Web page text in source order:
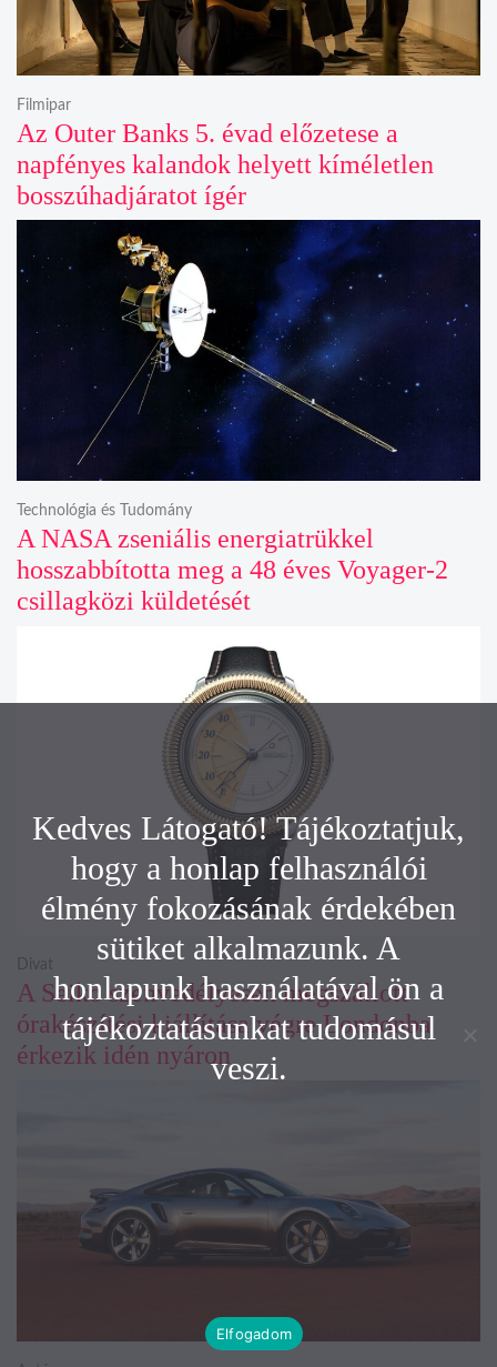
Az Outer Banks 5. évad előzetese a
napfényes kalandok helyett kíméletlen
bosszúhadjáratot ígér
Filmipar
A NASA zseniális energiatrükkel
hosszabbította meg a 48 éves Voyager-2
csillagközi küldetését
Technológia és Tudomány
A Seiko szenvedélyesen megszállott
órakészítési kiállítása végre Londonba
érkezik idén nyáron
Divat
Kedves Látogató! Tájékoztatjuk,
hogy a honlap felhasználói
élmény fokozásának érdekében
sütiket alkalmazunk. A
honlapunk használatával ön a
tájékoztatásunkat tudomásul
veszi.
Elfogadom